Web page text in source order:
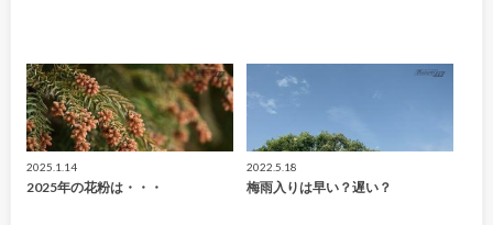
2025.1.14
2025年の花粉は・・・
2022.5.18
梅雨入りは早い？遅い？